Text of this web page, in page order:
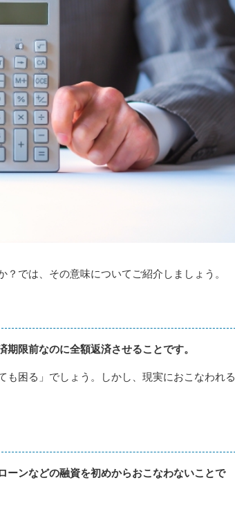
では、その意味についてご紹介しましょう。
限前なのに全額返済させることです。
困る」でしょう。しかし、現実におこなわれる
ンなどの融資を初めからおこなわないことで